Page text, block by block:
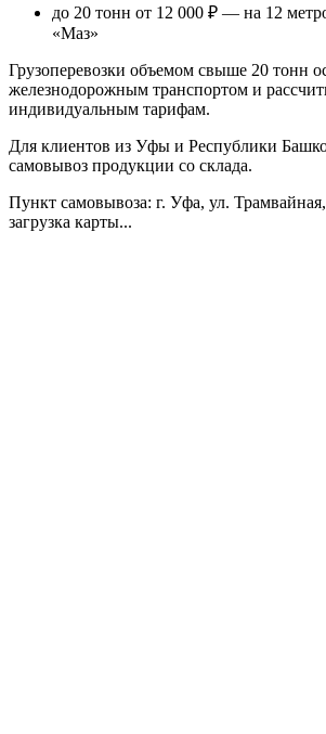
до 20 тонн от 12 000 ₽ — на 12
«Маз»
Грузоперевозки объемом свыше 20 тонн
железнодорожным транспортом и
индивидуальным тарифам.
Для клиентов из Уфы и Республики
самовывоз продукции со склада.
Пункт самовывоза: г. Уфа, ул.
загрузка карты...